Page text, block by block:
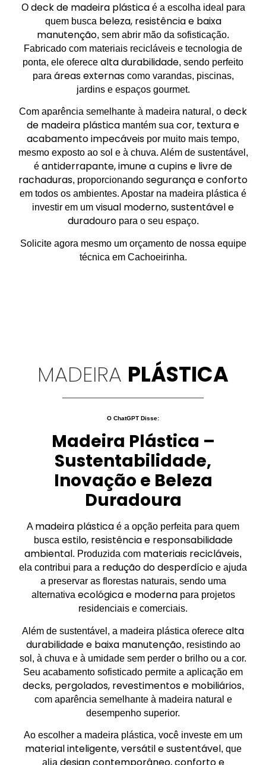
O deck de madeira plásticaé a escolha ideal para
quem busca beleza, resistência e baixa
manutenção, sem abrir mão da sofisticação.
Fabricado com materiais recicláveis e tecnologia de
ponta, ele oferece alta durabilidade, sendo perfeito
para áreas externascomo varandas, piscinas,
jardins e espaços gourmet.
Com aparência semelhante à madeira natural, o deck
de madeira plástica mantém sua cor, textura e
acabamento impecáveis por muito mais tempo,
mesmo exposto ao sol e à chuva. Além de sustentável,
é antiderrapante, imune a cupins e livre de
rachaduras, proporcionando segurança e conforto
em todos os ambientes. Apostar na madeira plástica é
investir em um visual moderno, sustentável e
duradouropara o seu espaço.
Solicite agora mesmo um orçamento de nossa equipe
técnica em Cachoeirinha.
MADEIRA PLÁSTICA
O ChatGPT Disse:
Madeira Plástica –
Sustentabilidade,
Inovação e Beleza
Duradoura
A madeira plástica é a opção perfeita para quem
busca estilo, resistência e responsabilidade
ambiental. Produzida com materiais recicláveis,
ela contribui para a redução do desperdício e ajuda
a preservar as florestas naturais, sendo uma
alternativa ecológica e modernapara projetos
residenciais e comerciais.
Além de sustentável, a madeira plástica oferece alta
durabilidade e baixa manutenção, resistindo ao
sol, à chuva e à umidade sem perder o brilho ou a cor.
Seu acabamento sofisticado permite a aplicação em
decks, pergolados, revestimentos e mobiliários,
com aparência semelhante à madeira natural e
desempenho superior.
Ao escolher a madeira plástica, você investe em um
material inteligente, versátil e sustentável, que
alia